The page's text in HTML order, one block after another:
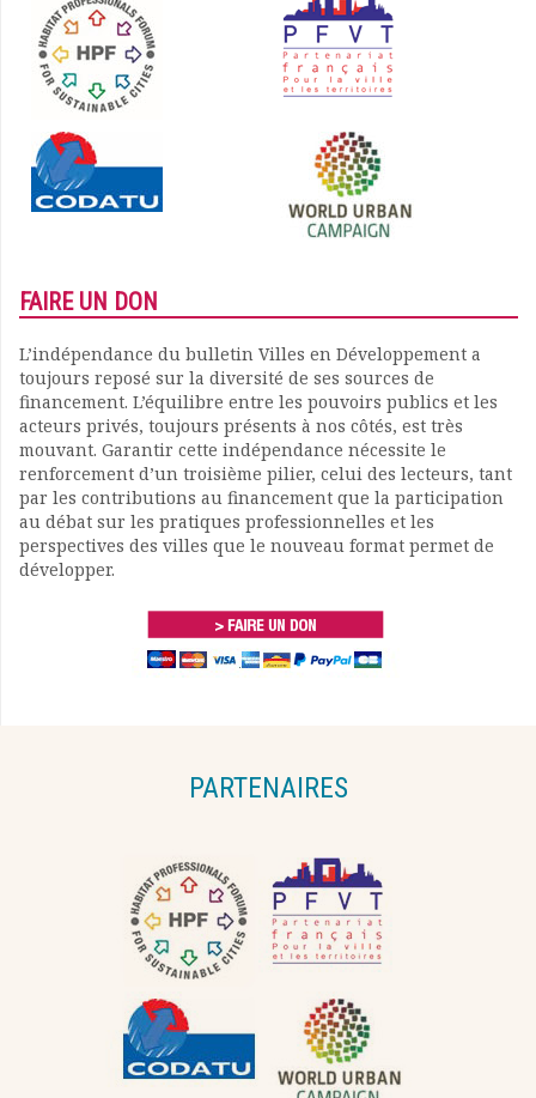
FAIRE UN DON
L’indépendance du bulletin Villes en Développement a
toujours reposé sur la diversité de ses sources de
financement. L’équilibre entre les pouvoirs publics et les
acteurs privés, toujours présents à nos côtés, est très
mouvant. Garantir cette indépendance nécessite le
renforcement d’un troisième pilier, celui des lecteurs, tant
par les contributions au financement que la participation
au débat sur les pratiques professionnelles et les
perspectives des villes que le nouveau format permet de
développer.
PARTENAIRES